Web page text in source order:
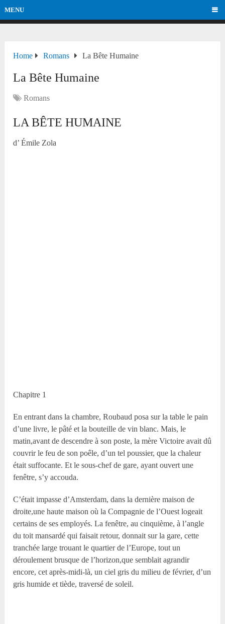
MENU
Home Romans La Bête Humaine
La Bête Humaine
Romans
LA BÊTE HUMAINE
d’ Émile Zola
Chapitre 1
En entrant dans la chambre, Roubaud posa sur la table le pain
d’une livre, le pâté et la bouteille de vin blanc. Mais, le
matin,avant de descendre à son poste, la mère Victoire avait dû
couvrir le feu de son poêle, d’un tel poussier, que la chaleur
était suffocante. Et le sous-chef de gare, ayant ouvert une
fenêtre, s’y accouda.
C’était impasse d’Amsterdam, dans la dernière maison de
droite,une haute maison où la Compagnie de l’Ouest logeait
certains de ses employés. La fenêtre, au cinquième, à l’angle
du toit mansardé qui faisait retour, donnait sur la gare, cette
tranchée large trouant le quartier de l’Europe, tout un
déroulement brusque de l’horizon,que semblait agrandir
encore, cet après-midi-là, un ciel gris du milieu de février, d’un
gris humide et tiède, traversé de soleil.